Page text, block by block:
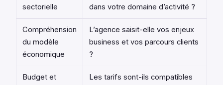
sectorielle
dans votre domaine d’activité ?
Compréhension
du modèle
économique
L’agence saisit-elle vos enjeux
business et vos parcours clients
?
Budget et Les tarifs sont-ils compatibles